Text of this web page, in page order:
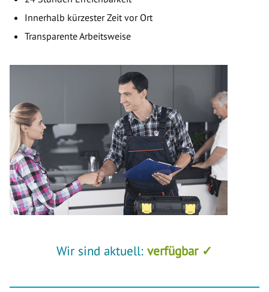
Innerhalb kürzester Zeit vor Ort
Transparente Arbeitsweise
Wir sind aktuell: verfügbar ✓